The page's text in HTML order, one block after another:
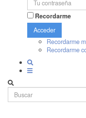
Recordarme
Acceder
Recordarme
Recordarme